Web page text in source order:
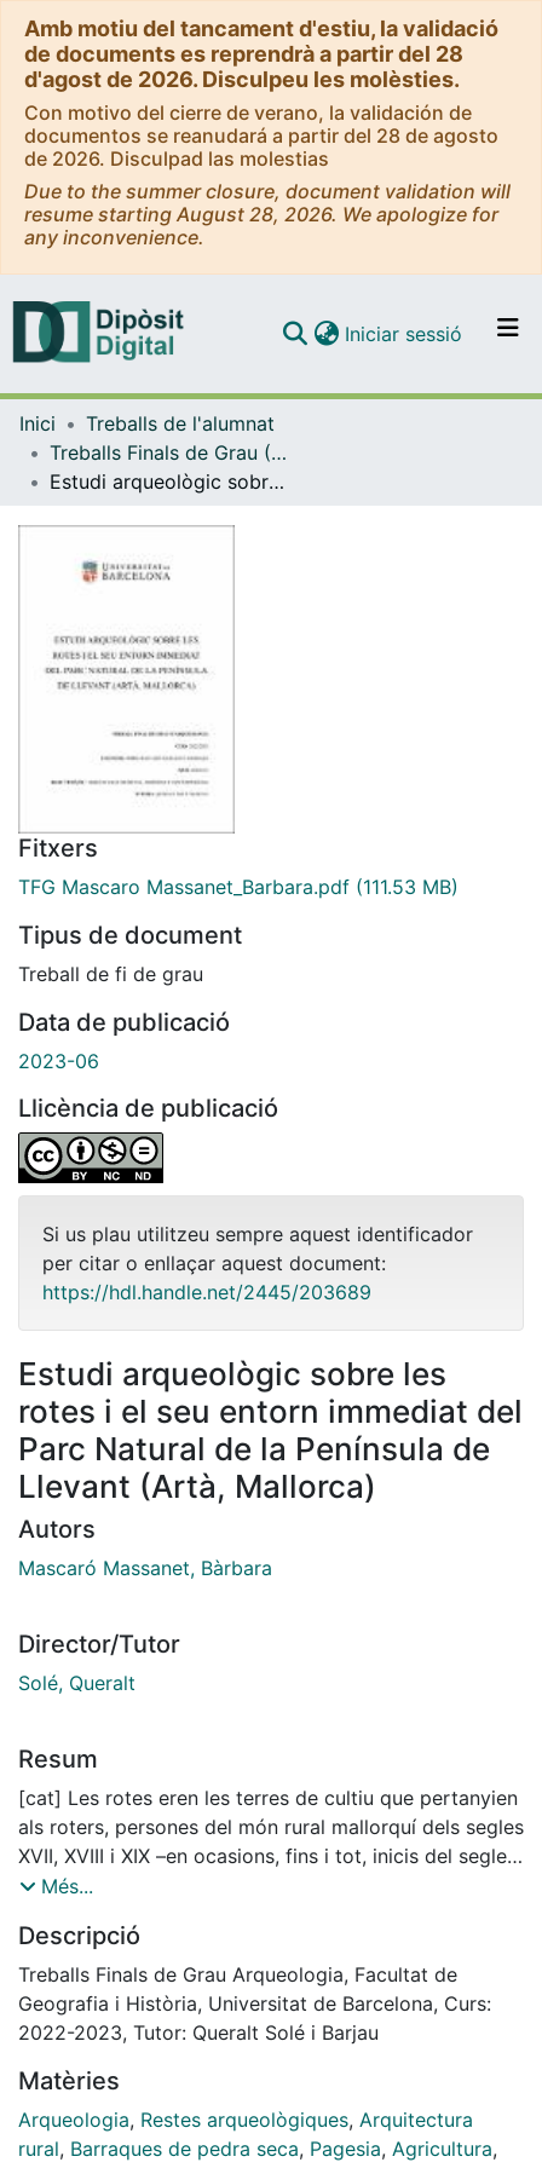
Amb motiu del tancament d'estiu, la validació
de documents es reprendrà a partir del 28
d'agost de 2026. Disculpeu les molèsties.
Con motivo del cierre de verano, la validación de
documentos se reanudará a partir del 28 de agosto
de 2026. Disculpad las molestias
Due to the summer closure, document validation will
resume starting August 28, 2026. We apologize for
any inconvenience.
Navega per tot el DD
Iniciar sessió (current)
Inici
Treballs de l'alumnat
Treballs Finals de Grau (TFG) - Arqueologia
Estudi arqueològic sobre les rotes i el seu entorn immediat del Parc Natural de la Península de Llevant (Artà, Mallorca)
Fitxers
TFG Mascaro Massanet_Barbara.pdf (111.53 MB)
Tipus de document
Treball de fi de grau
Data de publicació
2023-06
Llicència de publicació
Si us plau utilitzeu sempre aquest identificador
per citar o enllaçar aquest document:
https://hdl.handle.net/2445/203689
Estudi arqueològic sobre les
rotes i el seu entorn immediat del
Parc Natural de la Península de
Llevant (Artà, Mallorca)
Autors
Mascaró Massanet, Bàrbara
Director/Tutor
Solé, Queralt
Resum
[cat] Les rotes eren les terres de cultiu que pertanyien
als roters, persones del món rural mallorquí dels segles
XVII, XVIII i XIX –en ocasions, fins i tot, inicis del segle
XX– que formaven les classes socials més baixes.
originar la construcció d’estructures diverses sobre el
terreny natural (barraques, casetes, marges, corrals,
etc.). En el següent TFG es pretén, a partir de
l’aplicació d’una retícula de prospecció amb divisions
l’elecció d’un dels quadrants per analitzar els elements
que el conformen. Es proposa, a continuació, l’anàlisi
arqueològica en profunditat d’alguns d’aquests
Més...
Descripció
Treballs Finals de Grau Arqueologia, Facultat de
Geografia i Història, Universitat de Barcelona, Curs:
2022-2023, Tutor: Queralt Solé i Barjau
Matèries
Arqueologia, Restes arqueològiques, Arquitectura
rural, Barraques de pedra seca, Pagesia, Agricultura,